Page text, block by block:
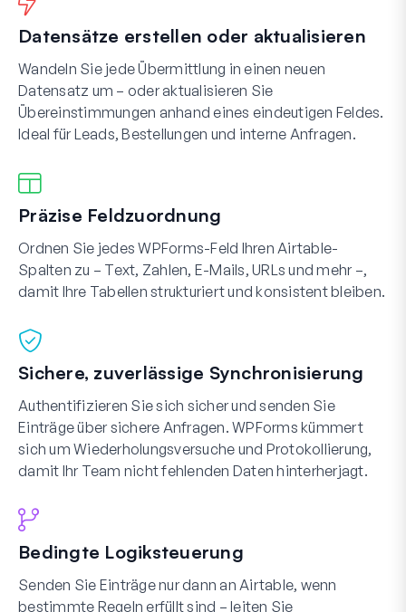
Datensätze erstellen oder aktualisieren
Wandeln Sie jede Übermittlung in einen neuen
Datensatz um – oder aktualisieren Sie
Übereinstimmungen anhand eines eindeutigen Feldes.
Ideal für Leads, Bestellungen und interne Anfragen.
Präzise Feldzuordnung
Ordnen Sie jedes WPForms-Feld Ihren Airtable-
Spalten zu – Text, Zahlen, E-Mails, URLs und mehr –,
damit Ihre Tabellen strukturiert und konsistent bleiben.
Sichere, zuverlässige Synchronisierung
Authentifizieren Sie sich sicher und senden Sie
Einträge über sichere Anfragen. WPForms kümmert
sich um Wiederholungsversuche und Protokollierung,
damit Ihr Team nicht fehlenden Daten hinterherjagt.
Bedingte Logiksteuerung
Senden Sie Einträge nur dann an Airtable, wenn
bestimmte Regeln erfüllt sind – leiten Sie